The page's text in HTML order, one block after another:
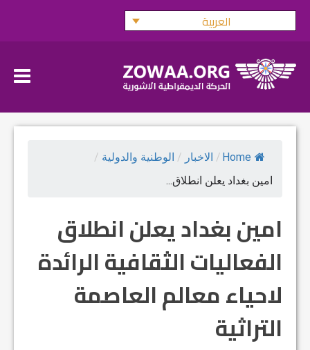
Skip
العربية
Home
/ الاخبار / الوطنية والدولية /
امين بغداد يعلن انطلاق...
امين بغداد يعلن انطلاق
الفعاليات الثقافية الرائدة
لاحياء معالم العاصمة
التراثية